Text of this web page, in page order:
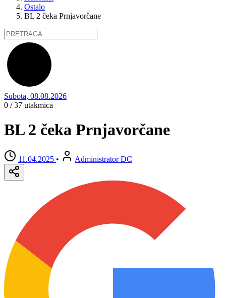
Ostalo
BL 2 čeka Prnjavorčane
Subota, 08.08.2026
0 / 37 utakmica
BL 2 čeka Prnjavorčane
11.04.2025 • Administrator DC